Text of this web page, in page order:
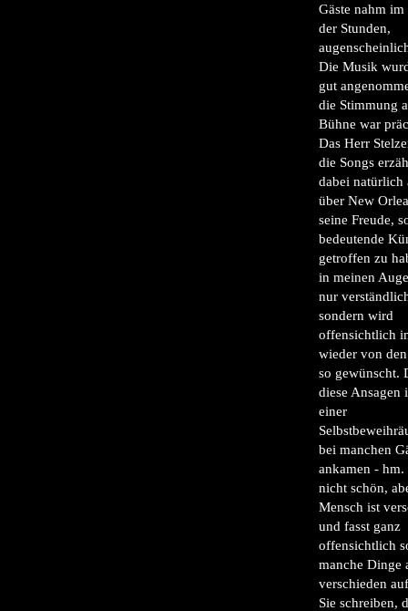
Gäste nahm
der Stunden,
Die Musik
gut
die Stimmung
Bühne war
Das Herr
die Songs
dabei natürlich
über New
seine Freude,
bedeutende
getroffen zu
in meinen
nur
sondern wird
offensichtlich
wieder von
so gewünscht.
diese Ansagen
einer
bei manchen
ankamen - hm.
nicht schön,
Mensch ist
und fasst ganz
offensichtlich
manche Dinge
verschieden
Sie schreiben,